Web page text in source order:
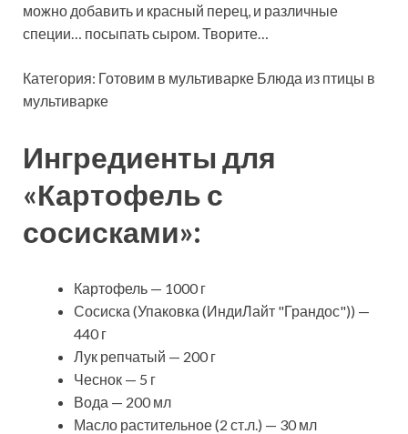
можно добавить и красный перец, и различные
специи… посыпать сыром. Творите…
Категория: Готовим в мультиварке Блюда из птицы в
мультиварке
Ингредиенты для
«Картофель с
сосисками»:
Картофель — 1000 г
Сосиска (Упаковка (ИндиЛайт "Грандос")) —
440 г
Лук репчатый — 200 г
Чеснок — 5 г
Вода — 200 мл
Масло растительное (2 ст.л.) — 30 мл